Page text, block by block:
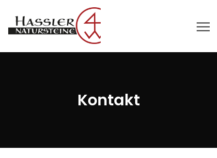
Kontakt